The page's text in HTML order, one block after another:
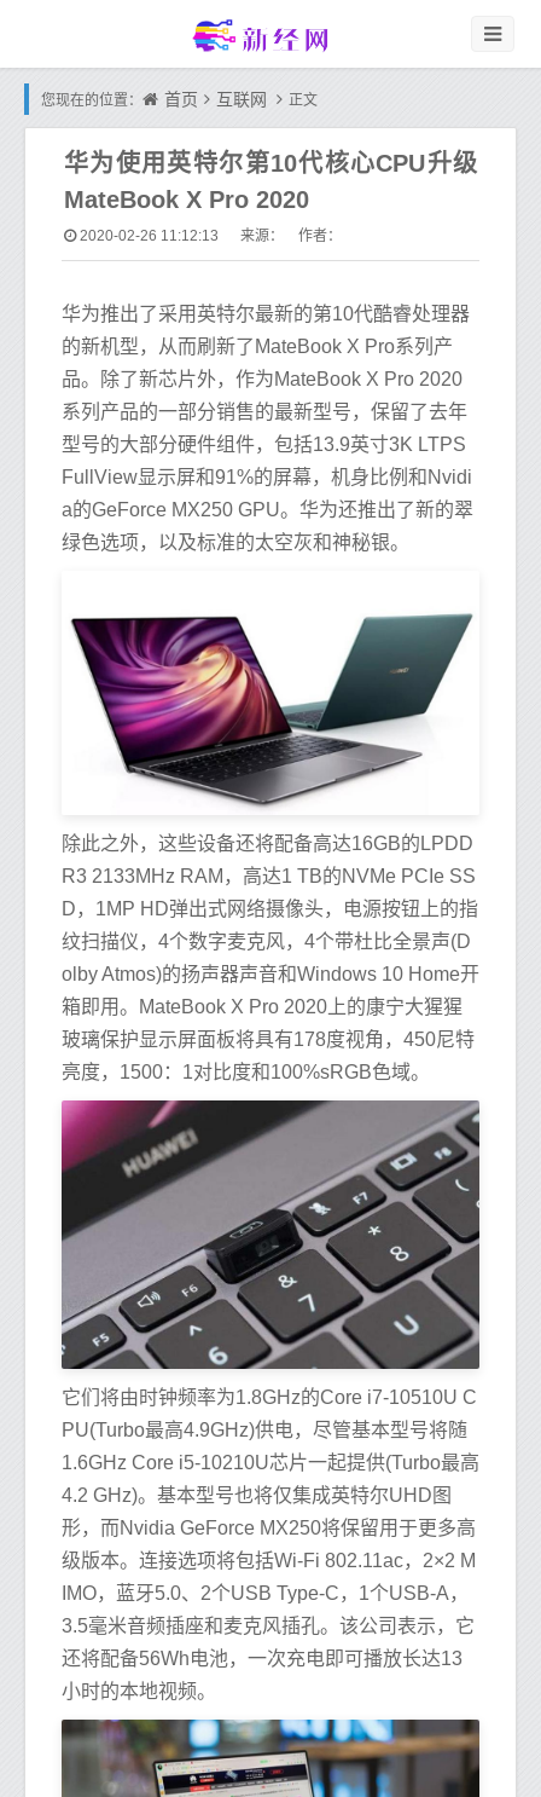
您现在的位置： 首页 互联网 正文
华为使用英特尔第10代核心CPU升级
MateBook X Pro 2020
2020-02-26 11:12:13 来源： 作者：
华为推出了采用英特尔最新的第10代酷睿处理器
的新机型，从而刷新了MateBook X Pro系列产
品。除了新芯片外，作为MateBook X Pro 2020
系列产品的一部分销售的最新型号，保留了去年
型号的大部分硬件组件，包括13.9英寸3K LTPS
FullView显示屏和91%的屏幕，机身比例和Nvidi
a的GeForce MX250 GPU。华为还推出了新的翠
绿色选项，以及标准的太空灰和神秘银。
除此之外，这些设备还将配备高达16GB的LPDD
R3 2133MHz RAM，高达1 TB的NVMe PCIe SS
D，1MP HD弹出式网络摄像头，电源按钮上的指
纹扫描仪，4个数字麦克风，4个带杜比全景声(D
olby Atmos)的扬声器声音和Windows 10 Home开
箱即用。MateBook X Pro 2020上的康宁大猩猩
玻璃保护显示屏面板将具有178度视角，450尼特
亮度，1500：1对比度和100%sRGB色域。
它们将由时钟频率为1.8GHz的Core i7-10510U C
PU(Turbo最高4.9GHz)供电，尽管基本型号将随
1.6GHz Core i5-10210U芯片一起提供(Turbo最高
4.2 GHz)。基本型号也将仅集成英特尔UHD图
形，而Nvidia GeForce MX250将保留用于更多高
级版本。连接选项将包括Wi-Fi 802.11ac，2×2 M
IMO，蓝牙5.0、2个USB Type-C，1个USB-A，
3.5毫米音频插座和麦克风插孔。该公司表示，它
还将配备56Wh电池，一次充电即可播放长达13
小时的本地视频。